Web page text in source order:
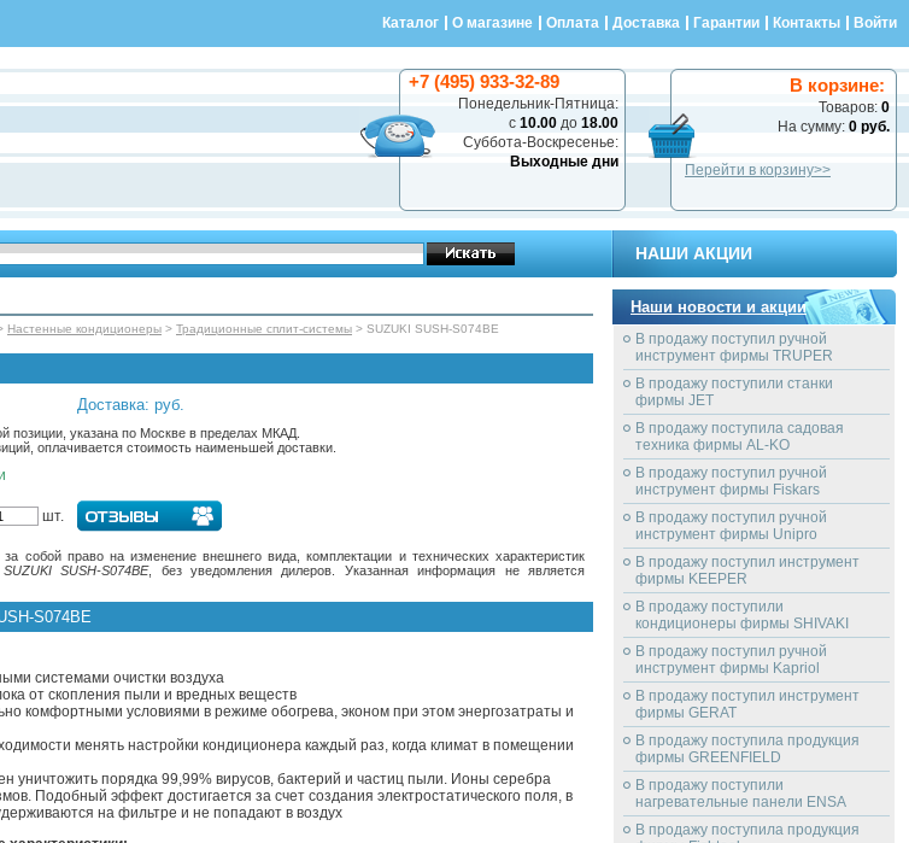
Каталог О магазине Оплата Доставка Гарантии Контакты Войти
В корзине:
Товаров: 0
На сумму: 0 руб.
Перейти в корзину>>
+7 (495) 933-32-89
Понедельник-Пятница:
с 10.00 до 18.00
Суббота-Воскресенье:
Выходные дни
НАШИ АКЦИИ
Настенные кондиционеры > Традиционные сплит-системы > SUZUKI SUSH-S074BE
Доставка: руб.
позиции, указана по Москве в пределах МКАД.
оплачивается стоимость наименьшей доставки.
шт.
за собой право на изменение внешнего вида, комплектации и технических характеристик
SUSH-S074BE, без уведомления дилеров. Указанная информация не является
S074BE
системами очистки воздуха
от скопления пыли и вредных веществ
комфортными условиями в режиме обогрева, эконом при этом энергозатраты и
менять настройки кондиционера каждый раз, когда климат в помещении
уничтожить порядка 99,99% вирусов, бактерий и частиц пыли. Ионы серебра
Подобный эффект достигается за счет создания электростатического поля, в
на фильтре и не попадают в воздух
Наши новости и акции
В продажу поступил ручной
инструмент фирмы TRUPER
В продажу поступили станки
фирмы JET
В продажу поступила садовая
техника фирмы AL-KO
В продажу поступил ручной
инструмент фирмы Fiskars
В продажу поступил ручной
инструмент фирмы Unipro
В продажу поступил инструмент
фирмы KEEPER
В продажу поступили
кондиционеры фирмы SHIVAKI
В продажу поступил ручной
инструмент фирмы Kapriol
В продажу поступил инструмент
фирмы GERAT
В продажу поступила продукция
фирмы GREENFIELD
В продажу поступили
нагревательные панели ENSA
В продажу поступила продукция